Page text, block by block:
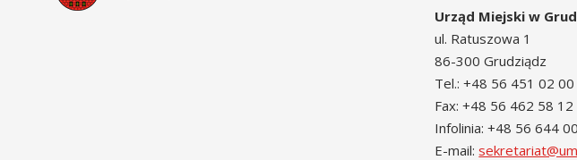
Urząd Miejski w
ul. Ratuszowa 1
86-300 Grudziądz
Tel.: +48 56 451 02 00
Fax: +48 56 462 58 12
Infolinia: +48 56 644
E-mail: